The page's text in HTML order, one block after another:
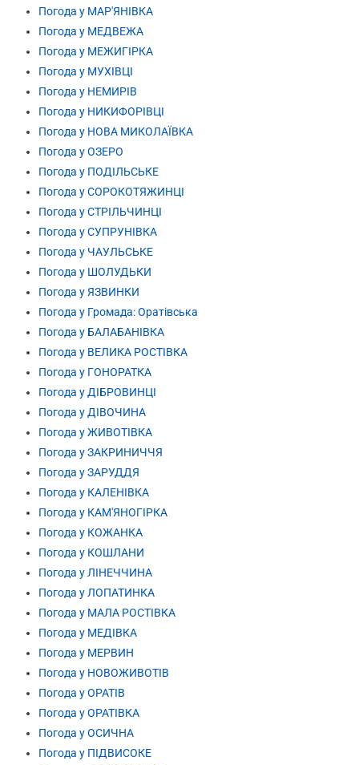
Погода у МАР'ЯНІВКА
Погода у МЕДВЕЖА
Погода у МЕЖИГІРКА
Погода у МУХІВЦІ
Погода у НЕМИРІВ
Погода у НИКИФОРІВЦІ
Погода у НОВА МИКОЛАЇВКА
Погода у ОЗЕРО
Погода у ПОДІЛЬСЬКЕ
Погода у СОРОКОТЯЖИНЦІ
Погода у СТРІЛЬЧИНЦІ
Погода у СУПРУНІВКА
Погода у ЧАУЛЬСЬКЕ
Погода у ШОЛУДЬКИ
Погода у ЯЗВИНКИ
Погода у Громада: Оратівська
Погода у БАЛАБАНІВКА
Погода у ВЕЛИКА РОСТІВКА
Погода у ГОНОРАТКА
Погода у ДІБРОВИНЦІ
Погода у ДІВОЧИНА
Погода у ЖИВОТІВКА
Погода у ЗАКРИНИЧЧЯ
Погода у ЗАРУДДЯ
Погода у КАЛЕНІВКА
Погода у КАМ'ЯНОГІРКА
Погода у КОЖАНКА
Погода у КОШЛАНИ
Погода у ЛІНЕЧЧИНА
Погода у ЛОПАТИНКА
Погода у МАЛА РОСТІВКА
Погода у МЕДІВКА
Погода у МЕРВИН
Погода у НОВОЖИВОТІВ
Погода у ОРАТІВ
Погода у ОРАТІВКА
Погода у ОСИЧНА
Погода у ПІДВИСОКЕ